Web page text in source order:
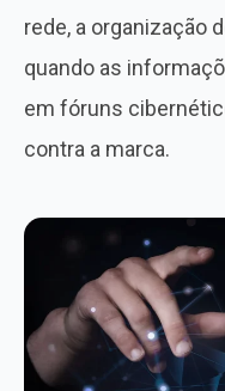
rede, a organização
quando as
em fóruns
contra a marca.